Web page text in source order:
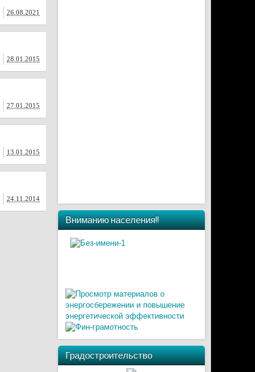
26.08.2021
28.01.2015
27.01.2015
13.01.2015
24.11.2014
Вниманию населения!!
Градостроительство